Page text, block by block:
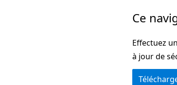
Ce
Effectuez
à jour de